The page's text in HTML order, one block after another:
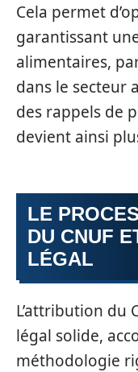
Cela permet
garantissant
alimentaires,
dans le secteur
des rappels de
devient ainsi
LE
DU CNUF
LÉGAL
L’attribution du
légal solide,
méthodologie